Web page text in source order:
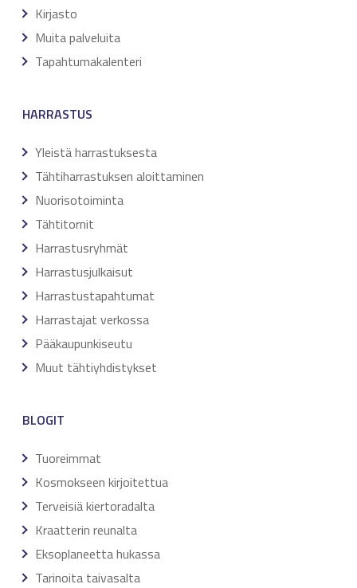
Kirjasto
Muita palveluita
Tapahtumakalenteri
HARRASTUS
Yleistä harrastuksesta
Tähtiharrastuksen aloittaminen
Nuorisotoiminta
Tähtitornit
Harrastusryhmät
Harrastusjulkaisut
Harrastustapahtumat
Harrastajat verkossa
Pääkaupunkiseutu
Muut tähtiyhdistykset
BLOGIT
Tuoreimmat
Kosmokseen kirjoitettua
Terveisiä kiertoradalta
Kraatterin reunalta
Eksoplaneetta hukassa
Tarinoita taivasalta